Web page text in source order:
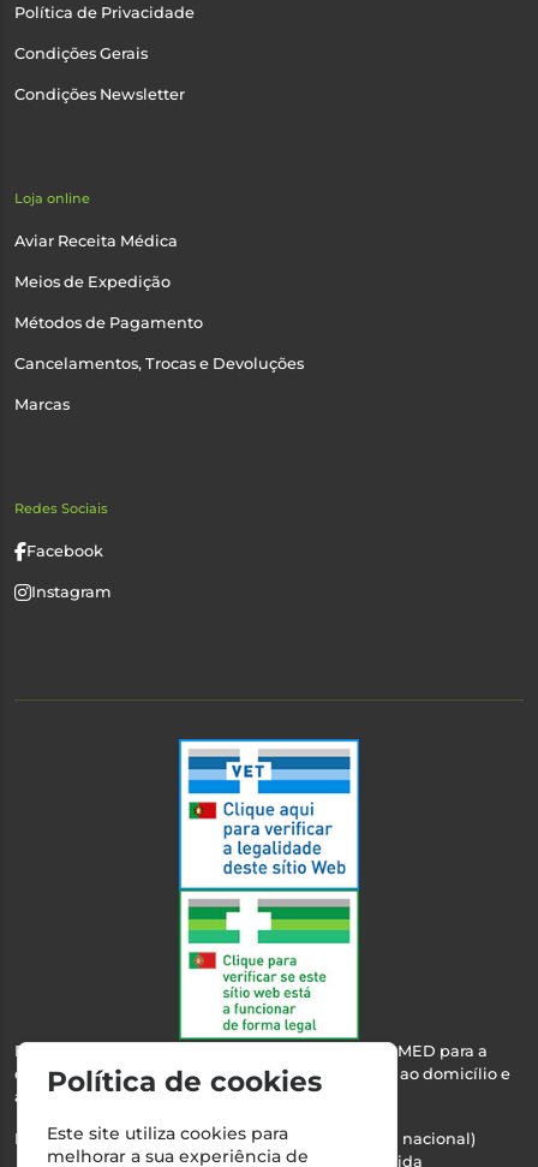
Política de Privacidade
Condições Gerais
Condições Newsletter
Loja online
Aviar Receita Médica
Meios de Expedição
Métodos de Pagamento
Cancelamentos, Trocas e Devoluções
Marcas
Redes Sociais
Facebook
Instagram
Esta farmácia encontra-se autorizada pelo INFARMED para a
dispensa de medicamentos e produtos de saúde ao domicílio e
através da internet.
Nº Infarmed: 21 798 7100 (chamada para rede fixa nacional)
Direção Técnica:Maria Teresa Almeida
Política de cookies
Este site utiliza cookies para
melhorar a sua experiência de